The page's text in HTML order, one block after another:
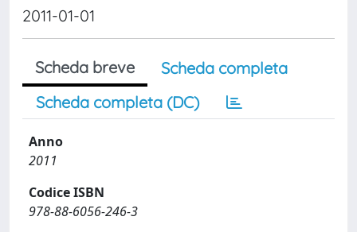
2011-01-01
Scheda breve
Scheda completa
Scheda completa (DC)
Anno
2011
Codice ISBN
978-88-6056-246-3